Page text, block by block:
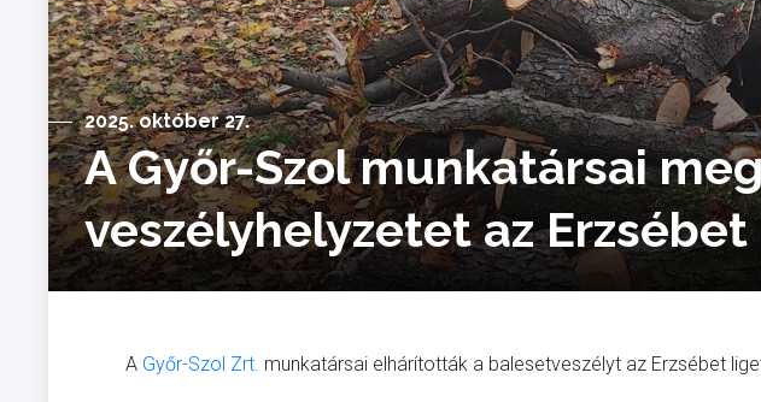
2025. október 27.
A Győr-Szol munkatársai
veszélyhelyzetet az
A Győr-Szol Zrt. munkatársai elhárították a balesetveszélyt az Erzsébet